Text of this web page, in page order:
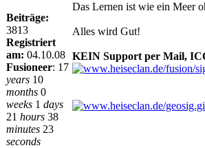
Beiträge:
3813
Registriert
am: 04.10.08
Fusioneer: 17
years 10
months 0
weeks 1 days
21 hours 38
minutes 23
seconds
Das Lernen ist wie ein Meer
Alles wird Gut!
KEIN Support per Mail,